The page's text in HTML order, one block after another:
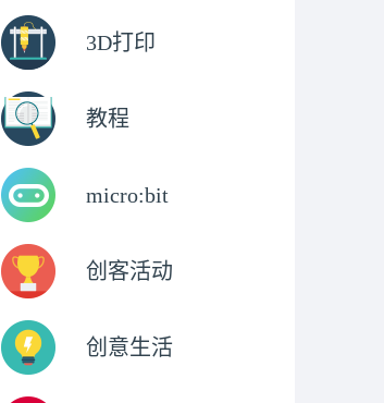
3D打印
教程
micro:bit
创客活动
创意生活